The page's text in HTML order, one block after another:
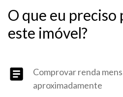
O que eu preciso
este imóvel?
Comprovar renda
aproximadamente